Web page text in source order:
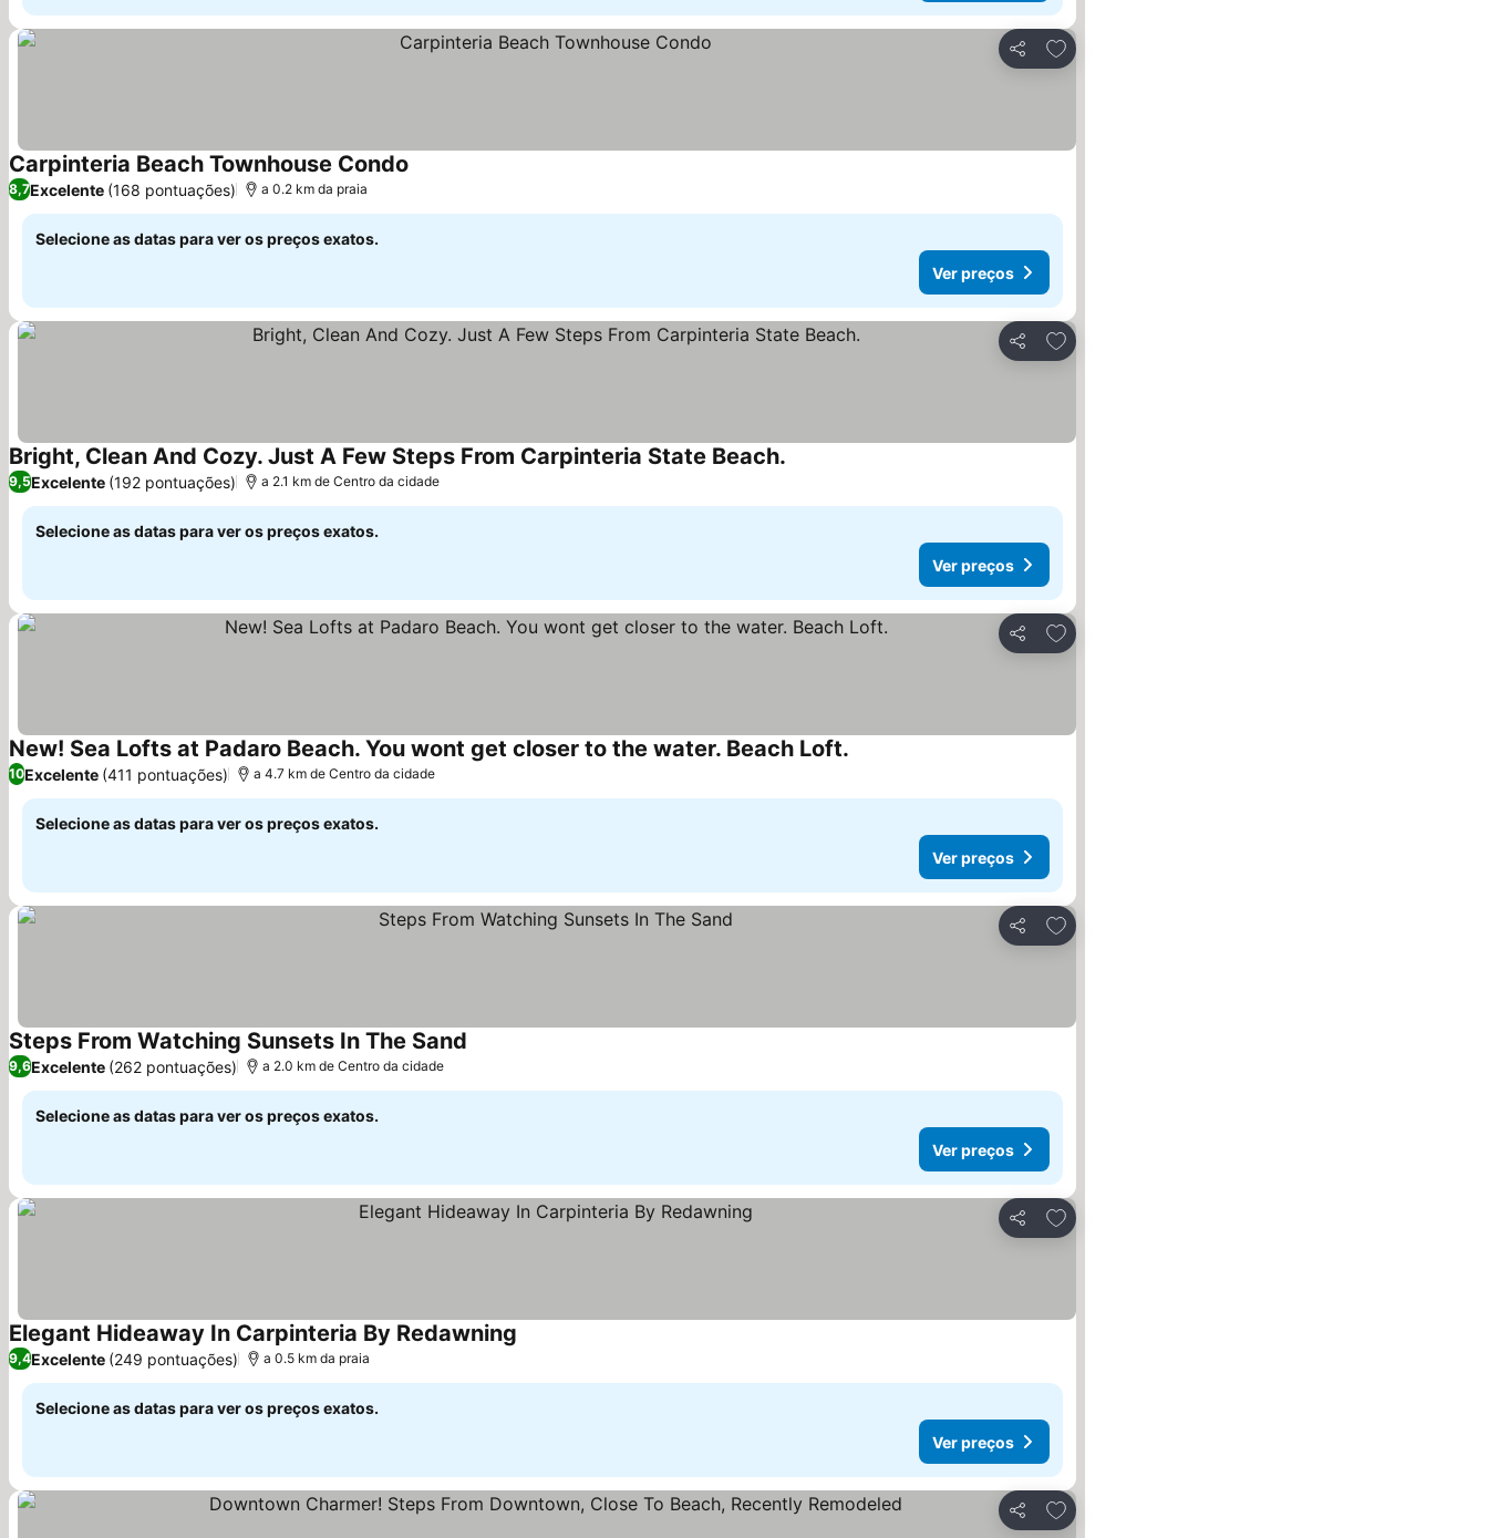
Partilhar
Adicionar aos favoritos
Carpinteria Beach Townhouse Condo
8,7Excelente (168 pontuações) a 0.2 km da praia
Selecione as datas para ver os preços exatos.
Ver preços
Partilhar
Adicionar aos favoritos
Bright, Clean And Cozy. Just A Few Steps From Carpinteria State Beach.
9,5Excelente (192 pontuações) a 2.1 km de Centro da cidade
Selecione as datas para ver os preços exatos.
Ver preços
Partilhar
Adicionar aos favoritos
New! Sea Lofts at Padaro Beach. You wont get closer to the water. Beach Loft.
10Excelente (411 pontuações) a 4.7 km de Centro da cidade
Selecione as datas para ver os preços exatos.
Ver preços
Partilhar
Adicionar aos favoritos
Steps From Watching Sunsets In The Sand
9,6Excelente (262 pontuações) a 2.0 km de Centro da cidade
Selecione as datas para ver os preços exatos.
Ver preços
Partilhar
Adicionar aos favoritos
Elegant Hideaway In Carpinteria By Redawning
9,4Excelente (249 pontuações) a 0.5 km da praia
Selecione as datas para ver os preços exatos.
Ver preços
Partilhar
Adicionar aos favoritos